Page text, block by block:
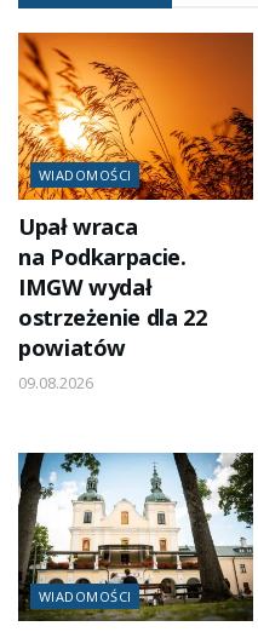
WIADOMOŚCI
Upał wraca
na Podkarpacie.
IMGW wydał
ostrzeżenie dla 22
powiatów
09.08.2026
WIADOMOŚCI